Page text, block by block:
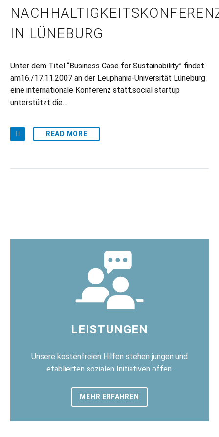
IN LÜNEBURG
Unter dem Titel “Business Case for Sustainability” findet
am16./17.11.2007 an der Leuphania-Universität Lüneburg
eine internationale Konferenz statt.social startup
unterstützt die…
READ MORE
LEISTUNGEN
Unsere kostenfreien Hilfen stehen jungen und
etablierten sozialen Initiativen offen.
MEHR ERFAHREN